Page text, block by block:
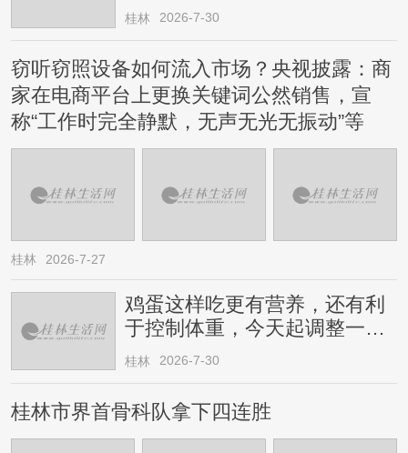
桂林 2026-7-30
窃听窃照设备如何流入市场？央视披露：商
家在电商平台上更换关键词公然销售，宣
称“工作时完全静默，无声无光无振动”等
桂林 2026-7-27
鸡蛋这样吃更有营养，还有利
于控制体重，今天起调整一下
→
桂林 2026-7-30
桂林市界首骨科队拿下四连胜